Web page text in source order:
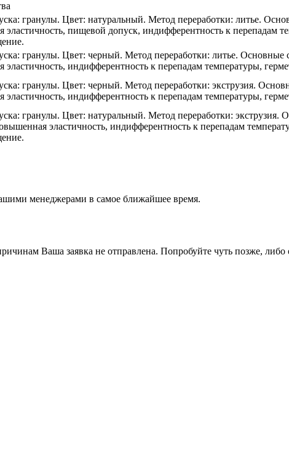
гранулы. Цвет: натуральный. Метод переработки: литье.
эластичность, пищевой допуск, индифферентность к перепадам
гранулы. Цвет: черный. Метод переработки: литье. Основные
индифферентность к перепадам температуры,
гранулы. Цвет: черный. Метод переработки: экструзия.
индифферентность к перепадам температуры,
гранулы. Цвет: натуральный. Метод переработки: экструзия.
эластичность, индифферентность к перепадам
менеджерами в самое ближайшее время.
Ваша заявка не отправлена. Попробуйте чуть позже,